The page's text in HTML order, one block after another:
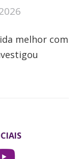
melhor com